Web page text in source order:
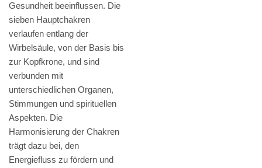
Gesundheit beeinflussen. Die
sieben Hauptchakren
verlaufen entlang der
Wirbelsäule, von der Basis bis
zur Kopfkrone, und sind
verbunden mit
unterschiedlichen Organen,
Stimmungen und spirituellen
Aspekten. Die
Harmonisierung der Chakren
trägt dazu bei, den
Energiefluss zu fördern und